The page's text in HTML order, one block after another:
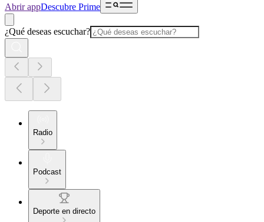
Abrir appDescubre Prime
¿Qué deseas escuchar?
Radio
Podcast
Deporte en directo